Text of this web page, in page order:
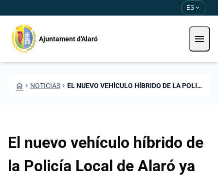
ES expand_more
Ajuntament d'Alaró menu
HOME CHEVRON_RIGHT NOTICIAS CHEVRON_RIGHT EL NUEVO VEHÍCULO HÍBRIDO DE LA POLICÍA LOCAL DE ALARÓ YA ESTÁ EN FUNCIONAMIENTO
El nuevo vehículo híbrido de
la Policía Local de Alaró ya